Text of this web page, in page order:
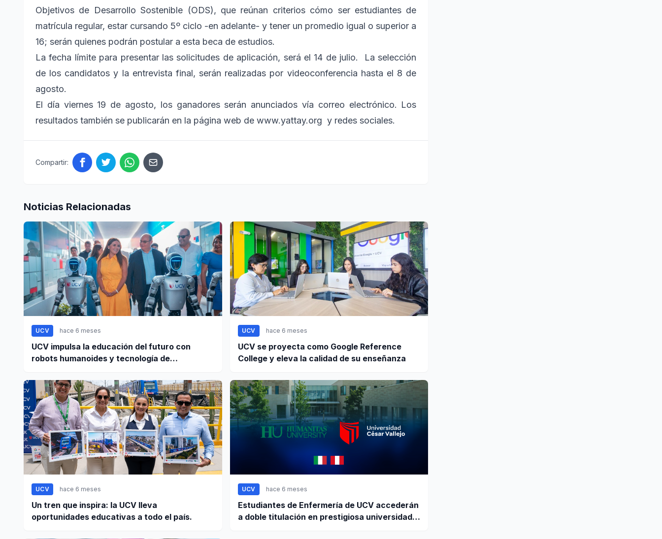
Objetivos de Desarrollo Sostenible (ODS), que reúnan criterios cómo ser estudiantes de
matrícula regular, estar cursando 5º ciclo -en adelante- y tener un promedio igual o superior a
16; serán quienes podrán postular a esta beca de estudios.
La fecha límite para presentar las solicitudes de aplicación, será el 14 de julio. La selección
de los candidatos y la entrevista final, serán realizadas por videoconferencia hasta el 8 de
agosto.
El día viernes 19 de agosto, los ganadores serán anunciados vía correo electrónico. Los
resultados también se publicarán en la página web de www.yattay.org y redes sociales.
Compartir:
Noticias Relacionadas
UCV hace 6 meses
UCV impulsa la educación del futuro con
robots humanoides y tecnología de
UCV hace 6 meses
UCV se proyecta como Google Reference
College y eleva la calidad de su enseñanza
UCV hace 6 meses
Un tren que inspira: la UCV lleva
oportunidades educativas a todo el país.
UCV hace 6 meses
Estudiantes de Enfermería de UCV accederán
a doble titulación en prestigiosa universidad